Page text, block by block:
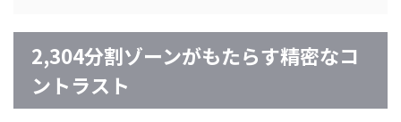
2,304分割ゾーンがもたらす精密なコ
ントラスト